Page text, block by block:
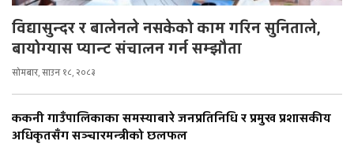
विद्यासुन्दर र बालेनले नसकेको काम गरिन सुनिताले,
बायोग्यास प्यान्ट संचालन गर्न सम्झौता
सोमबार, साउन १८, २०८३
ककनी गाउँपालिकाका समस्याबारे जनप्रतिनिधि र प्रमुख प्रशासकीय
अधिकृतसँग सञ्चारमन्त्रीको छलफल